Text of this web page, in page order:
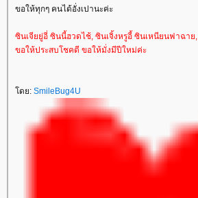
ขอให้ทุกๆ คนได้อั่งเปานะค่ะ
ซินเจียยู่อี่ ซินนี้ฮวดไช้, ซินเจิ้งหรูอี้ ซินเหนียนฟาฉาย,
ขอให้ประสบโชคดี ขอให้มั่งมีปีใหม่ค่ะ
ดย: SmileBug4U